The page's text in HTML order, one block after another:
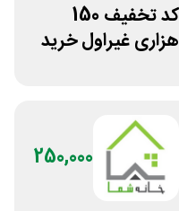
کد تخفیف 150
هزاری غیراول خرید
250,000